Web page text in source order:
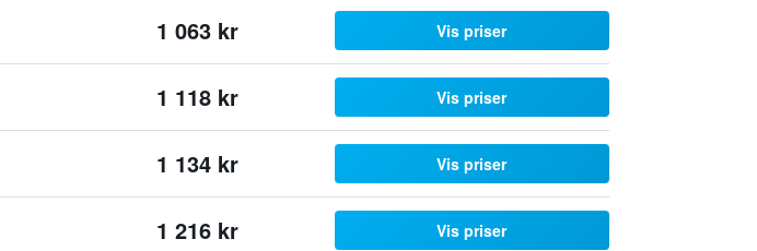
1 063 kr Vis priser
1 118 kr Vis priser
1 134 kr Vis priser
1 216 kr Vis priser